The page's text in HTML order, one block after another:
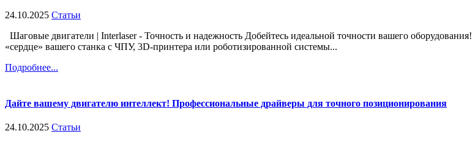
24.10.2025 Статьи
Шаговые двигатели | Interlaser - Точность и надежность Добейтесь идеальной точности вашего
«сердце» вашего станка с ЧПУ, 3D-принтера или роботизированной системы...
Подробнее...
Дайте вашему двигателю интеллект! Профессиональные драйверы для точного позиционирования
24.10.2025 Статьи